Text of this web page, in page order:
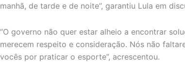
manhã, de tarde e de noite”, garantiu Lula em
“O governo não quer estar alheio a encontrar
merecem respeito e consideração. Nós não
vocês por praticar o esporte”, acrescentou.